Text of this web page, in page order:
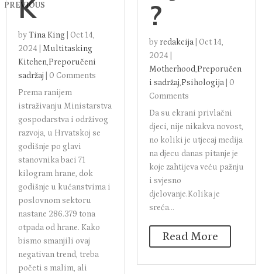
PREVIOUS
K
byTina King
Oct 14,
2024
Multitasking
Kitchen,Preporučeni
sadržaj
0 Comments
Prema ranijem
istraživanju Ministarstva
gospodarstva i održivog
razvoja, u Hrvatskoj se
godišnje po glavi
stanovnika baci 71
kilogram hrane, dok
godišnje u kućanstvima i
poslovnom sektoru
nastane 286.379 tona
otpada od hrane. Kako
bismo smanjili ovaj
negativan trend, treba
početi s malim, ali
?
by redakcija
Oct 14,
2024
Motherhood,Preporučen
i sadržaj,Psihologija
0
Comments
Da su ekrani privlačni
djeci, nije nikakva novost,
no koliki je utjecaj medija
na djecu danas pitanje je
koje zahtijeva veću pažnju
i svjesno
djelovanje.Kolika je
sreća...
Read More